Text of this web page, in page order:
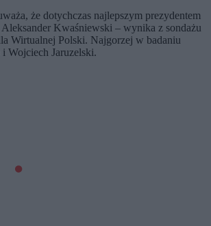
że dotychczas najlepszym prezydentem
Aleksander Kwaśniewski – wynika z sondażu
Wirtualnej Polski. Najgorzej w badaniu
i Wojciech Jaruzelski.